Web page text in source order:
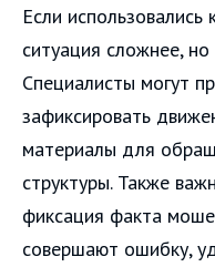
Если
ситуация сложнее,
Специалисты могут
зафиксировать
материалы для
структуры. Также
фиксация факта
совершают ошибку,